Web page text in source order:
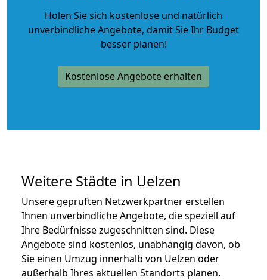
Holen Sie sich kostenlose und natürlich
unverbindliche Angebote, damit Sie Ihr Budget
besser planen!
Kostenlose Angebote erhalten
Weitere Städte in Uelzen
Unsere geprüften Netzwerkpartner erstellen
Ihnen unverbindliche Angebote, die speziell auf
Ihre Bedürfnisse zugeschnitten sind. Diese
Angebote sind kostenlos, unabhängig davon, ob
Sie einen Umzug innerhalb von Uelzen oder
außerhalb Ihres aktuellen Standorts planen.